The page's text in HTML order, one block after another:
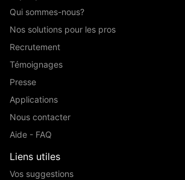
Qui sommes-nous?
Nos solutions pour les pros
Recrutement
Témoignages
Presse
Applications
Nous contacter
Aide - FAQ
Liens utiles
Vos suggestions